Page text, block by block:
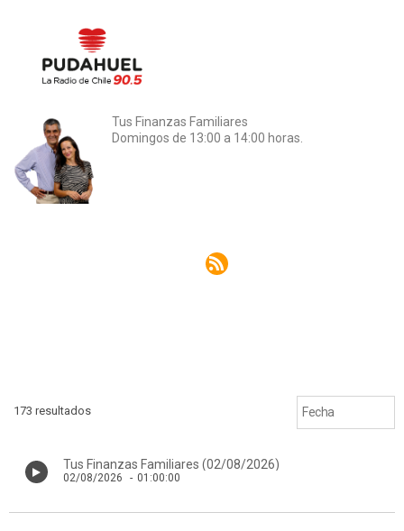
Tus Finanzas Familiares
Domingos de 13:00 a 14:00 horas.
Rss
173 resultados
Tus Finanzas Familiares (02/08/2026)
02/08/2026 - 01:00:00